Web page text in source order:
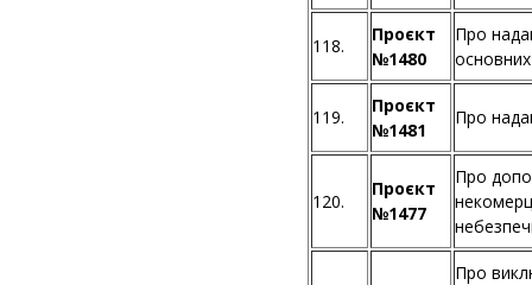
118.
Проєкт
№1480
Про
119.
Проєкт
№1481
Про
120.
Проєкт
№1477
Про
Про